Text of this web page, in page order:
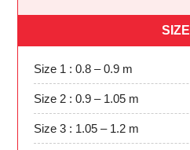
SIZE
Size 1 : 0.8 – 0.9 m
Size 2 : 0.9 – 1.05 m
Size 3 : 1.05 – 1.2 m